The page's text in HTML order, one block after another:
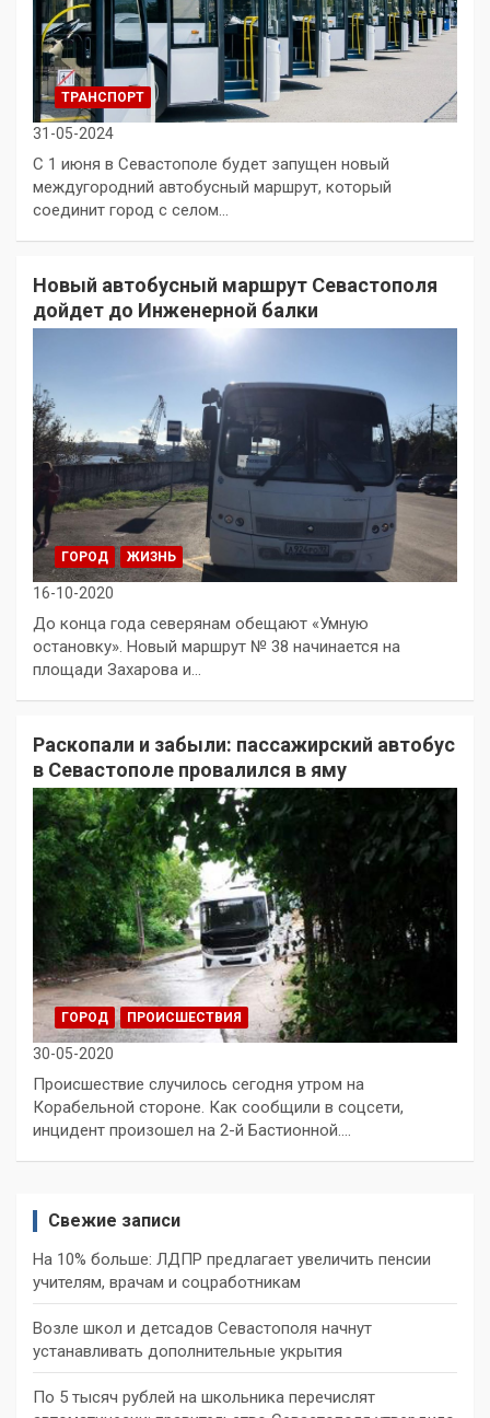
ТРАНСПОРТ
31-05-2024
С 1 июня в Севастополе будет запущен новый
междугородний автобусный маршрут, который
соединит город с селом…
Новый автобусный маршрут Севастополя
дойдет до Инженерной балки
ГОРОД ЖИЗНЬ
16-10-2020
До конца года северянам обещают «Умную
остановку». Новый маршрут № 38 начинается на
площади Захарова и…
Раскопали и забыли: пассажирский автобус
в Севастополе провалился в яму
ГОРОД ПРОИСШЕСТВИЯ
30-05-2020
Происшествие случилось сегодня утром на
Корабельной стороне. Как сообщили в соцсети,
инцидент произошел на 2-й Бастионной.…
Свежие записи
На 10% больше: ЛДПР предлагает увеличить пенсии
учителям, врачам и соцработникам
Возле школ и детсадов Севастополя начнут
устанавливать дополнительные укрытия
По 5 тысяч рублей на школьника перечислят